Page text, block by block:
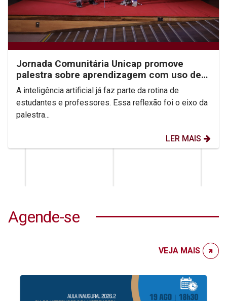
Jornada Comunitária Unicap promove
palestra sobre aprendizagem com uso de
IA
A inteligência artificial já faz parte da rotina de
estudantes e professores. Essa reflexão foi o eixo da
palestra...
LER MAIS
Agende-se
VEJA MAIS